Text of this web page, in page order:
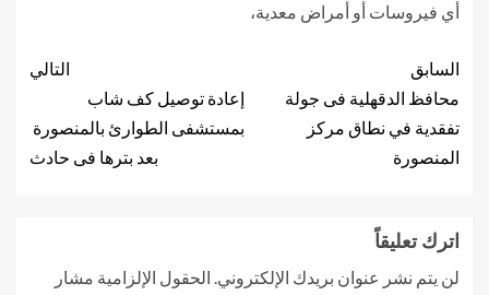
أي فيروسات أو أمراض معدية،
السابق
محافظ الدقهلية فى جولة
تفقدية في نطاق مركز
المنصورة
التالي
إعادة توصيل كف شاب
بمستشفى الطوارئ بالمنصورة
بعد بترها فى حادث
اترك تعليقاً
لن يتم نشر عنوان بريدك الإلكتروني. الحقول الإلزامية مشار